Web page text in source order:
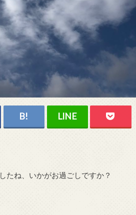
たね、いかがお過ごしですか？